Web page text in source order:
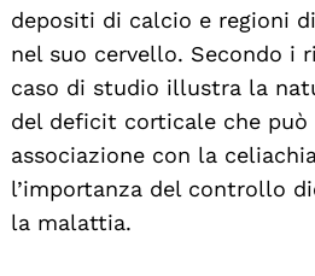
depositi di calcio e regioni
nel suo cervello. Secondo i
caso di studio illustra la
del deficit corticale che può
associazione con la
l’importanza del controllo
la malattia.